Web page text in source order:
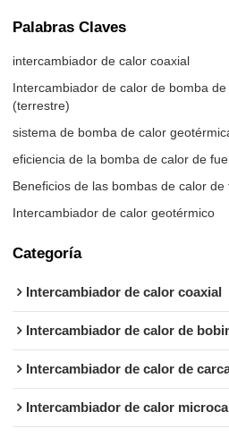
Palabras Claves
intercambiador de calor coaxial
Intercambiador de calor de bomba
(terrestre)
sistema de bomba de calor
eficiencia de la bomba de calor de
Beneficios de las bombas de calor de
Intercambiador de calor geotérmico
Categoría
Intercambiador de calor coaxial
Intercambiador de calor de
Intercambiador de calor de
Intercambiador de calor